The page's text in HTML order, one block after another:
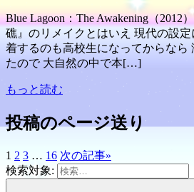
Blue Lagoon：The Awakening（2012
礁』のリメイクとはいえ 現代の設
着するのも高校生になってからなら
たので 大自然の中で本[…]
もっと読む
投稿のページ送り
1 2 3 … 16 次の記事»
検索対象: